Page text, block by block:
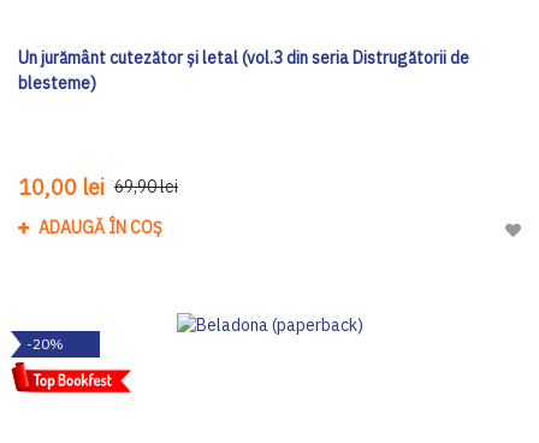
Un jurământ cutezător și letal (vol.3 din seria Distrugătorii de
blesteme)
10,00 lei 69,90 lei
ADAUGĂ ÎN COȘ
-20%